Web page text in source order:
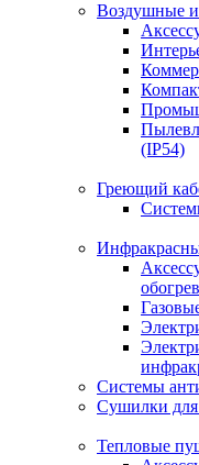
Воздушные и
(IP54)
Греющий
Системы
Сушилки
Тепловые